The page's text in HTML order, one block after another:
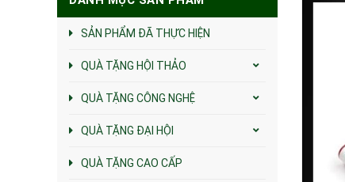
SẢN PHẨM ĐÃ THỰC HIỆN
QUÀ TẶNG HỘI THẢO
QUÀ TẶNG CÔNG NGHỆ
QUÀ TẶNG ĐẠI HỘI
QUÀ TẶNG CAO CẤP